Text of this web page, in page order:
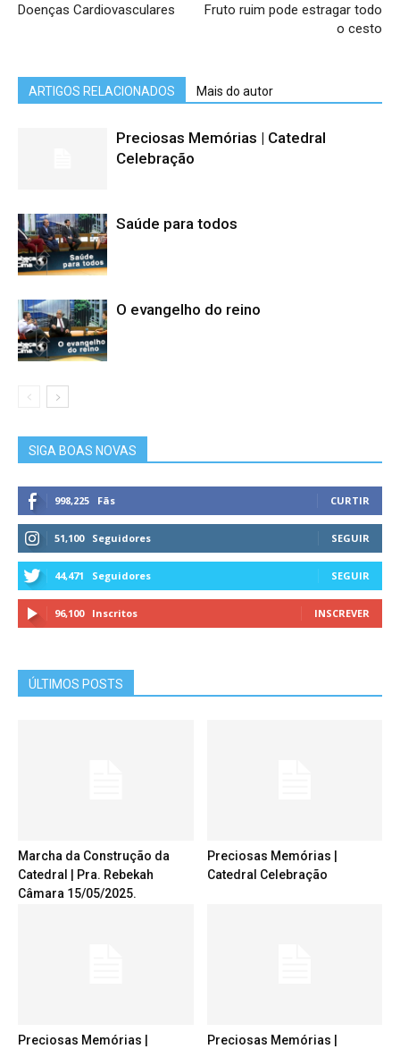
Doenças Cardiovasculares
Fruto ruim pode estragar todo
o cesto
ARTIGOS RELACIONADOS Mais do autor
Preciosas Memórias | Catedral
Celebração
Saúde para todos
O evangelho do reino
SIGA BOAS NOVAS
998,225 Fãs CURTIR
51,100 Seguidores SEGUIR
44,471 Seguidores SEGUIR
96,100 Inscritos INSCREVER
ÚLTIMOS POSTS
Marcha da Construção da
Catedral | Pra. Rebekah
Câmara 15/05/2025.
Preciosas Memórias |
Catedral Celebração
Preciosas Memórias |
Preciosas Memórias |